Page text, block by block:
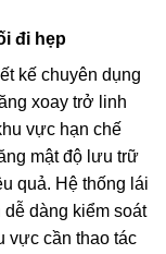
đi hẹp
kế chuyên dụng
xoay trở linh
vực hạn chế
mật độ lưu trữ
quả. Hệ thống lái
dàng kiểm soát
vực cần thao tác